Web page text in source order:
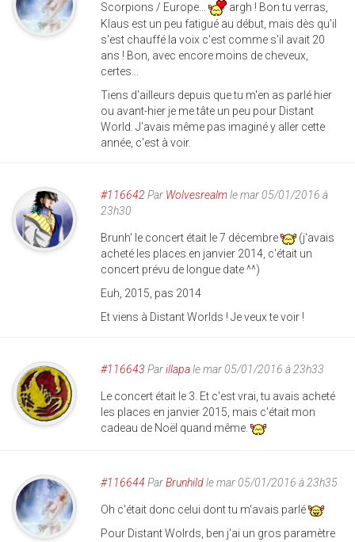
Scorpions / Europe...
argh ! Bon tu verras,
Klaus est un peu fatigué au début, mais dès qu'il
s'est chauffé la voix c'est comme s'il avait 20
ans ! Bon, avec encore moins de cheveux,
certes...
Tiens d'ailleurs depuis que tu m'en as parlé hier
ou avant-hier je me tâte un peu pour Distant
World. J'avais même pas imaginé y aller cette
année, c'est à voir.
#116642 Par Wolvesrealmle mar 05/01/2016 à
23h30
Brunh' le concert était le 7 décembre
(j'avais
acheté les places en janvier 2014, c'était un
concert prévu de longue date ^^)
Euh, 2015, pas 2014
Et viens à Distant Worlds ! Je veux te voir !
#116643 Parillapale mar 05/01/2016 à 23h33
Le concert était le 3. Et c'est vrai, tu avais acheté
les places en janvier 2015, mais c'était mon
cadeau de Noël quand même.
#116644 ParBrunhildle mar 05/01/2016 à 23h35
Oh c'était donc celui dont tu m'avais parlé
Pour Distant Wolrds, ben j'ai un gros paramètre